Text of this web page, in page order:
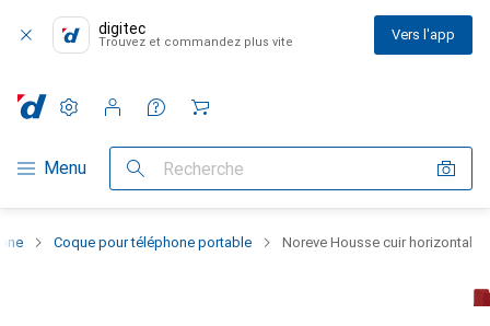
digitec
Trouvez et commandez plus vite Vers l'app
Navigation par catégorie
Menu Recherche
Paramètres
Compte client
Listes de comparaison
Listes d'envies
Panier
Coque pour téléphone portable Noreve Housse cuir horizontal